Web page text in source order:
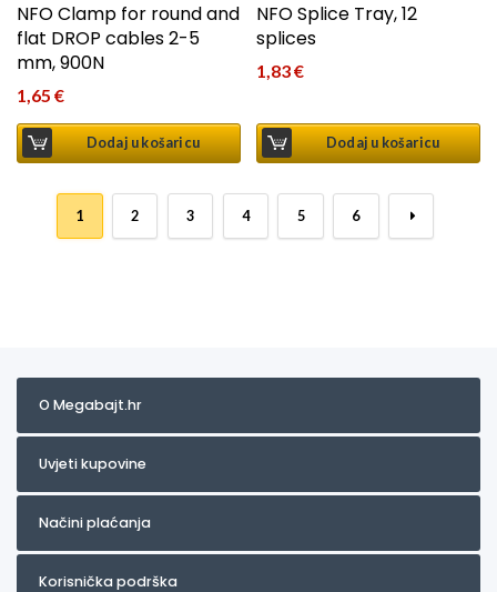
NFO Clamp for round and
flat DROP cables 2-5
mm, 900N
1,65 €
Dodaj u košaricu
NFO Splice Tray, 12
splices
1,83€
Dodaj u košaricu
1 2 3 4 5 6 →
O Megabajt.hr
Uvjeti kupovine
Načini plaćanja
Korisnička podrška